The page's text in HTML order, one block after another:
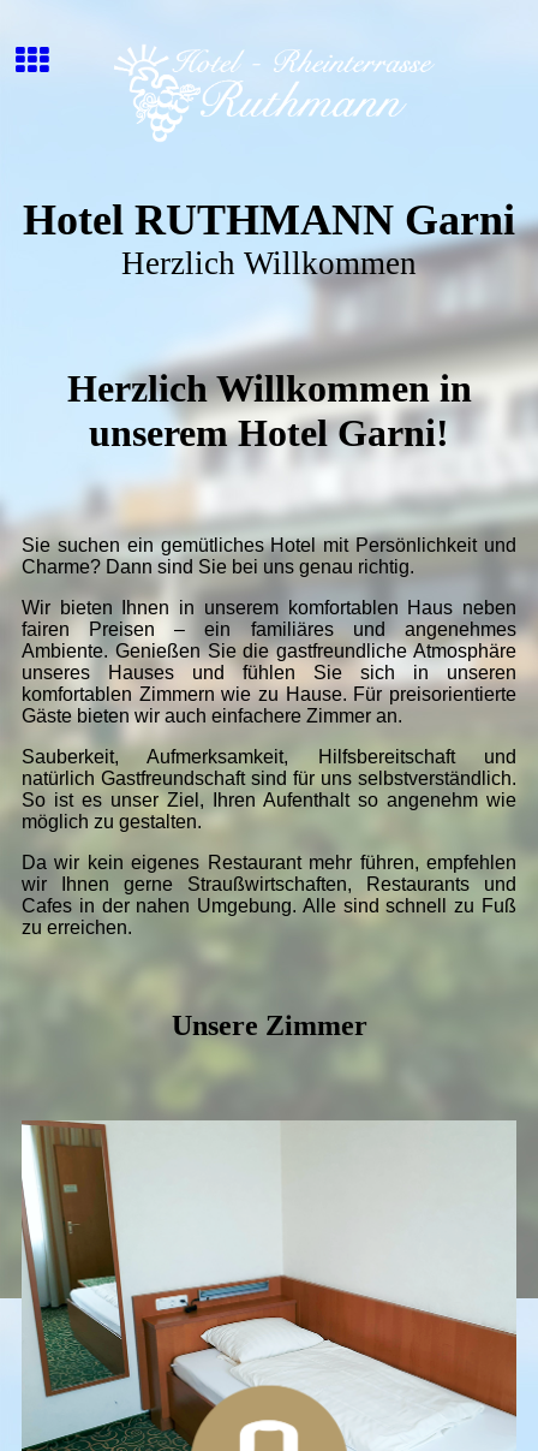
Hotel RUTHMANN Garni
Herzlich Willkommen
Herzlich Willkommen in
unserem Hotel Garni!
Sie suchen ein gemütliches Hotel mit Per­sön­lich­keit und
Charme? Dann sind Sie bei uns genau richtig.
Wir bieten Ihnen in unserem kom­for­ta­blen Haus neben
fairen Prei­sen – ein familiäres und an­ge­neh­mes
Ambiente. Genießen Sie die gast­freund­liche Atmosphäre
un­se­res Hauses und fühlen Sie sich in unseren
komfortablen Zimmern wie zu Hause. Für preisorientierte
Gäste bieten wir auch einfachere Zimmer an.
Sauberkeit, Aufmerksamkeit, Hilfs­be­reit­schaft und
natürlich Gast­freund­schaft sind für uns selbst­ver­ständ­lich.
So ist es unser Ziel, Ihren Aufenthalt so angenehm wie
mög­lich zu gestalten.
Da wir kein eigenes Restaurant mehr führen, empfehlen
wir Ihnen gerne Straußwirtschaften, Restaurants und
Cafes in der nahen Umgebung. Alle sind schnell zu Fuß
zu erreichen.
Unsere Zimmer